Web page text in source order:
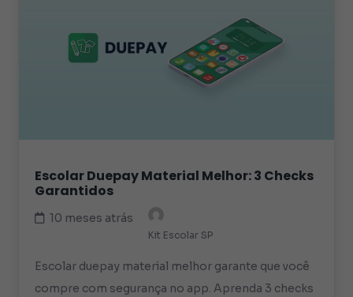
Escolar Duepay Material Melhor: 3 Checks
Garantidos
10 meses atrás
Kit Escolar SP
Escolar duepay material melhor garante que você
compre com segurança no app. Aprenda 3 checks